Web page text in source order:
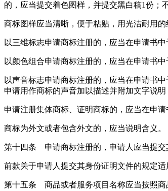
的，应当提交着色图样，并提交黑白稿1份；
商标图样应当清晰，便于粘贴，用光洁耐用
以三维标志申请商标注册的，应当在申请书
以颜色组合申请商标注册的，应当在申请书中
以声音标志申请商标注册的，应当在申请书
申请用作商标的声音加以描述并附加文字说
申请注册集体商标、证明商标的，应当在申
商标为外文或者包含外文的，应当说明含义。
第十四条 申请商标注册的，申请人应当提交
前款关于申请人提交其身份证明文件的规定
第十五条 商品或者服务项目名称应当按照商